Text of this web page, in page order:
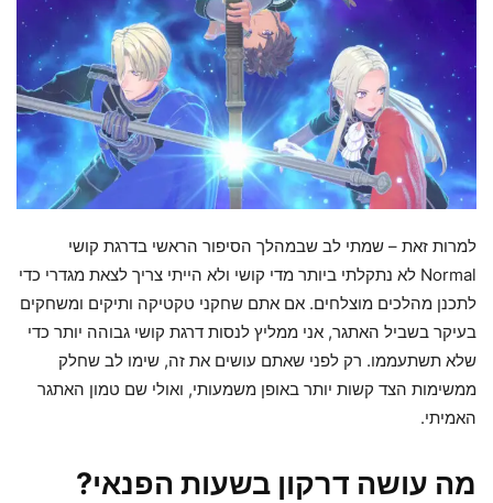
למרות זאת – שמתי לב שבמהלך הסיפור הראשי בדרגת קושי
Normal לא נתקלתי ביותר מדי קושי ולא הייתי צריך לצאת מגדרי כדי
לתכנן מהלכים מוצלחים. אם אתם שחקני טקטיקה ותיקים ומשחקים
בעיקר בשביל האתגר, אני ממליץ לנסות דרגת קושי גבוהה יותר כדי
שלא תשתעממו. רק לפני שאתם עושים את זה, שימו לב שחלק
ממשימות הצד קשות יותר באופן משמעותי, ואולי שם טמון האתגר
האמיתי.
מה עושה דרקון בשעות הפנאי?